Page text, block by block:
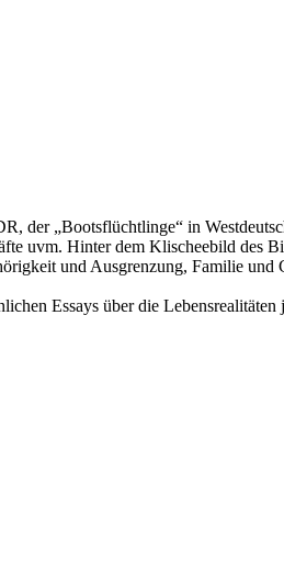
der „Bootsflüchtlinge“ in
uvm. Hinter dem Klischeebild des
und Ausgrenzung, Familie
Essays über die